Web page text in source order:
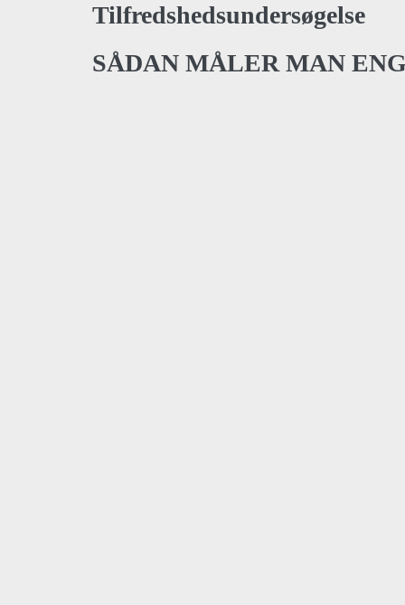
Tilfredshedsundersøgelse
SÅDAN MÅLER MAN